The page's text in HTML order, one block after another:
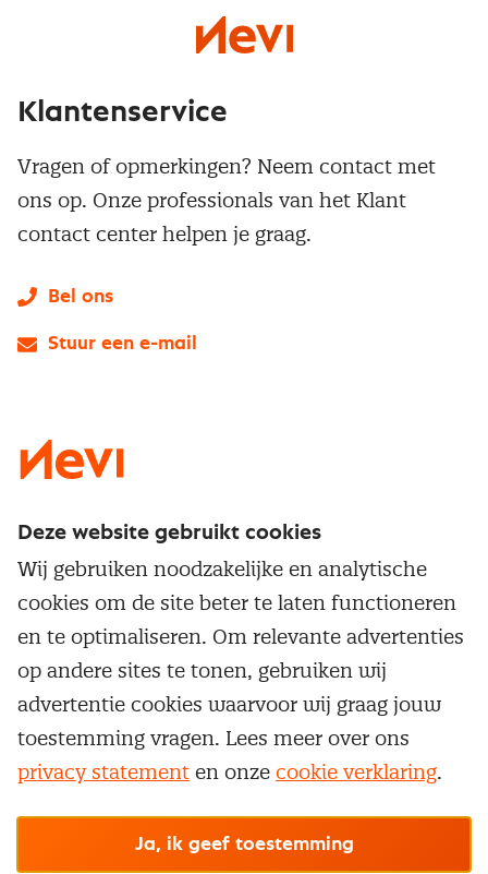
Service & contact
Over inkoop
Netwerk en communities
Aanmelden nieuwsbrief
Word lid van Nevi
Inkoop vacatures
Populaire thema's
Aanbesteden
Contractmanagement
Kostenmanagement
Onderhandelen
Supply management
Opleidingen en trainingen
Trainingen
Opleidingen
Maatwerk
Vrijstellingen
Klantenservice
Vragen of opmerkingen? Neem contact met
ons op. Onze professionals van het Klant
contact center helpen je graag.
Bel ons
Stuur een e-mail
Cookievoorkeuren beherenOnzealgemene
© Nevi.nl
Deze website gebruikt cookies
Wij gebruiken noodzakelijke en analytische
cookies om de site beter te laten functioneren
en te optimaliseren. Om relevante advertenties
op andere sites te tonen, gebruiken wij
advertentie cookies waarvoor wij graag jouw
toestemming vragen. Lees meer over ons
privacy statement en onze cookie verklaring.
Ja, ik geef toestemming